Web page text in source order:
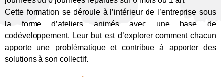
Cette formation se déroule à l’intérieur de l’entreprise sous
la forme d’ateliers animés avec une base de
codéveloppement. Leur but est d’explorer comment chacun
apporte une problématique et contribue à apporter des
solutions à son collectif.